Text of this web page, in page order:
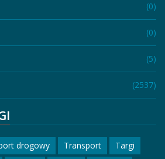
(0)
(0)
(5)
(2537)
drogowy Transport
Targi